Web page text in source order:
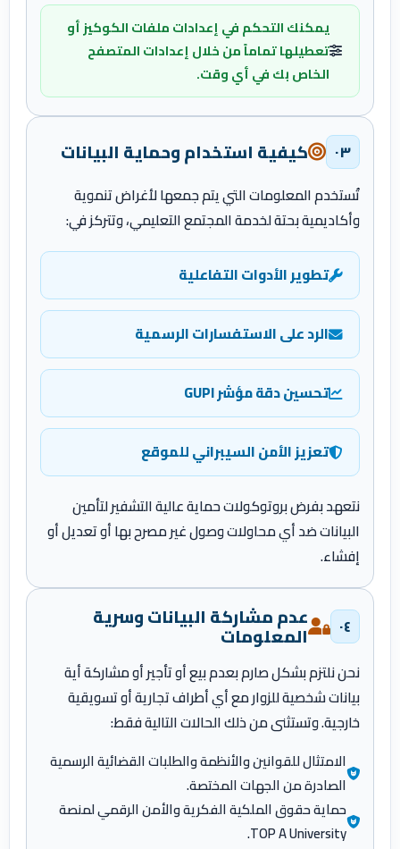
يمكنك التحكم في إعدادات ملفات الكوكيز أو
تعطيلها تماماً من خلال إعدادات المتصفح
الخاص بك في أي وقت.
٠٣ كيفية استخدام وحماية البيانات
تُستخدم المعلومات التي يتم جمعها لأغراض تنموية
وأكاديمية بحتة لخدمة المجتمع التعليمي، وتتركز في:
تطوير الأدوات التفاعلية
الرد على الاستفسارات الرسمية
تحسين دقة مؤشر GUPI
تعزيز الأمن السيبراني للموقع
نتعهد بفرض بروتوكولات حماية عالية التشفير لتأمين
البيانات ضد أي محاولات وصول غير مصرح بها أو تعديل أو
إفشاء.
٠٤ عدم مشاركة البيانات وسرية
المعلومات
نحن نلتزم بشكل صارم بعدم بيع أو تأجير أو مشاركة أية
بيانات شخصية للزوار مع أي أطراف تجارية أو تسويقية
خارجية. وتستثنى من ذلك الحالات التالية فقط:
الامتثال للقوانين والأنظمة والطلبات القضائية الرسمية
الصادرة من الجهات المختصة.
حماية حقوق الملكية الفكرية والأمن الرقمي لمنصة
TOP A University.